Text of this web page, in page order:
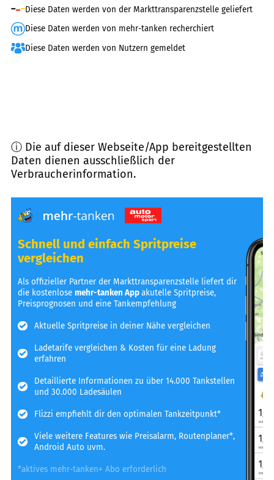
Diese Daten werden von der Markttransparenzstelle geliefert
Diese Daten werden von mehr-tanken recherchiert
Diese Daten werden von Nutzern gemeldet
ⓘ Die auf dieser Webseite/App bereitgestellten
Daten dienen ausschließlich der
Verbraucherinformation.
Schnell und einfach Spritpreise
vergleichen
Als offizieller Partner der Markttransparenzstelle liefert dir
die kostenlosemehr-tanken Appakutelle Spritpreise,
Preisprognosen und eine Tankempfehlung
Aktuelle Spritpreise in deiner Nähe vergleichen
Ladetarife vergleichen & Kosten für eine Ladung
erfahren
Detaillierte Informationen zu über 14.000 Tankstellen
und 30.000 Ladesäulen
Flizzi empfiehlt dir den optimalen Tankzeitpunkt*
Viele weitere Features wie Preisalarm, Routenplaner*,
Android Auto uvm.
*aktives mehr-tanken+ Abo erforderlich